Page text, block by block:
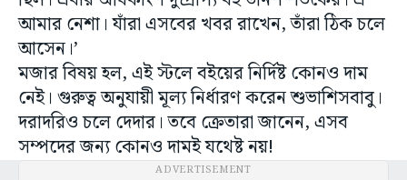
আমার নেশা। যাঁরা এসবের খবর রাখেন, তাঁরা ঠিক চলে
আসেন।’
মজার বিষয় হল, এই স্টলে বইয়ের নির্দিষ্ট কোনও দাম
নেই। গুরুত্ব অনুযায়ী মূল্য নির্ধারণ করেন শুভাশিসবাবু।
দরাদরিও চলে দেদার। তবে ক্রেতারা জানেন, এসব
সম্পদের জন্য কোনও দামই যথেষ্ট নয়!
ADVERTISEMENT